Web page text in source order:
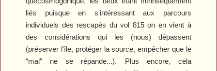
liés puisque en s'intéressant aux parcours
individuels des rescapés du vol 815 on en vient à
des considérations qui les (nous) dépassent
(préserver l'île, protéger la source, empêcher que le
“mal” ne se répande...). Plus encore, cela